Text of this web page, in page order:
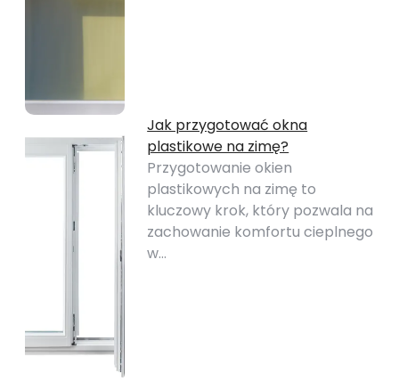
Jak przygotować okna
plastikowe na zimę?
Przygotowanie okien
plastikowych na zimę to
kluczowy krok, który pozwala na
zachowanie komfortu cieplnego
w…